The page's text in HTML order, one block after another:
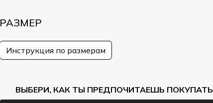
РАЗМЕР
Инструкция по размерам
ВЫБЕРИ, КАК ТЫ ПРЕДПОЧИТАЕШЬ ПОКУПАТЬ